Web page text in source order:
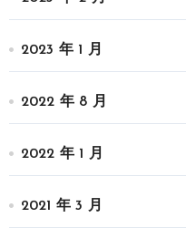
2023 年 1 月
2022 年 8 月
2022 年 1 月
2021 年 3 月